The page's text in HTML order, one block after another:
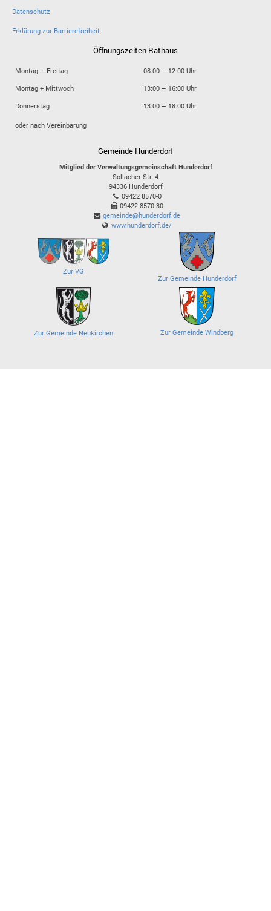
Datenschutz
Erklärung zur Barrierefreiheit
Öffnungszeiten Rathaus
Montag – Freitag
08:00 – 12:00 Uhr
Montag + Mittwoch
13:00 – 16:00 Uhr
Donnerstag
13:00 – 18:00 Uhr
oder nach Vereinbarung
Gemeinde Hunderdorf
Mitglied der Verwaltungsgemeinschaft Hunderdorf
Sollacher Str. 4
94336 Hunderdorf
09422 8570-0
09422 8570-30
gemeinde@hunderdorf.de
www.hunderdorf.de/
Zur VG
Zur Gemeinde Hunderdorf
Zur Gemeinde Neukirchen Zur Gemeinde Windberg